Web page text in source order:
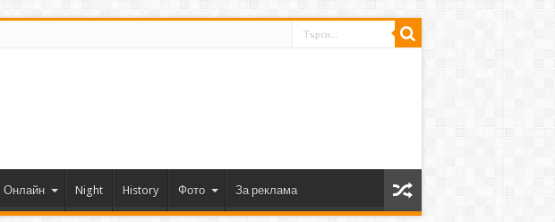
Онлайн Night History Фото За реклама